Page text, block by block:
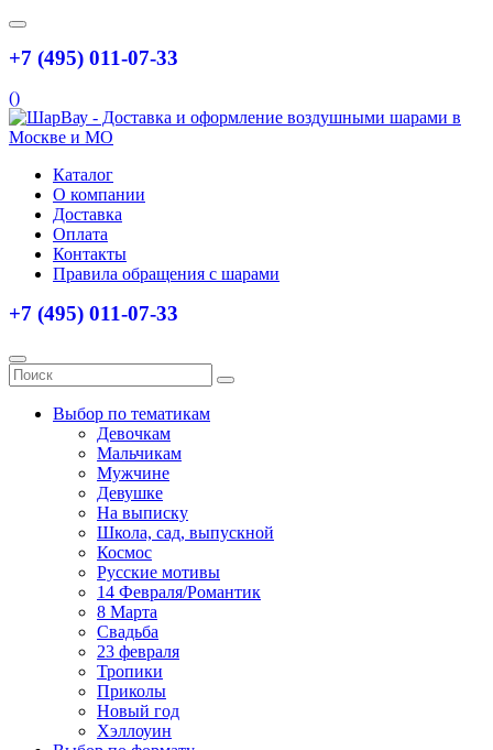
+7 (495) 011-07-33
()
Каталог
О компании
Доставка
Оплата
Контакты
Правила обращения с шарами
+7 (495) 011-07-33
Выбор по тематикам
Девочкам
Мальчикам
Мужчине
Девушке
На выписку
Школа, сад, выпускной
Космос
Русские мотивы
14 Февраля/Романтик
8 Марта
Свадьба
23 февраля
Тропики
Приколы
Новый год
Хэллоуин